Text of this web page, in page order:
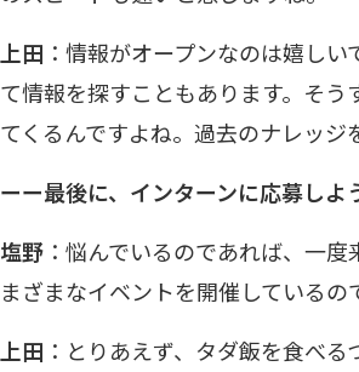
上田 ：情報がオープンなのは嬉し
て情報を探すこともあります。そ
てくるんですよね。過去のナレッ
ーー最後に、インターンに応募し
塩野 ：悩んでいるのであれば、一
まざまなイベントを開催している
上田 ：とりあえず、タダ飯を食べ